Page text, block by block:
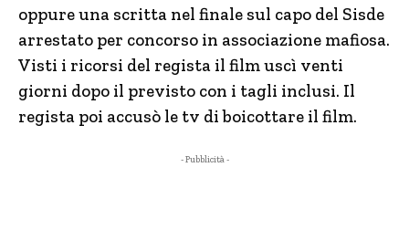
oppure una scritta nel finale sul capo del Sisde
arrestato per concorso in associazione mafiosa.
Visti i ricorsi del regista il film uscì venti
giorni dopo il previsto con i tagli inclusi. Il
regista poi accusò le tv di boicottare il film.
- Pubblicità -